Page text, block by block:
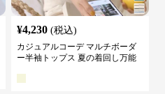
¥4,230 (税込)
カジュアルコーデ マルチボーダ
ー半袖トップス 夏の着回し万能